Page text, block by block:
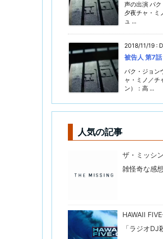
声の出演 パ
夕夜チャ・ミ
ュ ...
2018/11/19 :
被告人 第7話
パク・ジョン
ャ・ミノ／チ
ン）：高 ...
人気の記事
ザ・ミッシ
雑怪奇な感
HAWAII
「ラジオDJ